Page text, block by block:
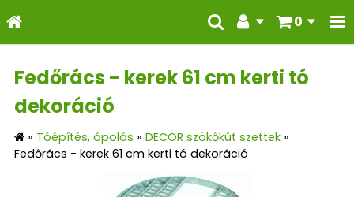
0
Fedőrács - kerek 61 cm kerti tó
dekoráció
» Tóépítés, ápolás » DECOR szökőkút szettek »
Fedőrács - kerek 61 cm kerti tó dekoráció